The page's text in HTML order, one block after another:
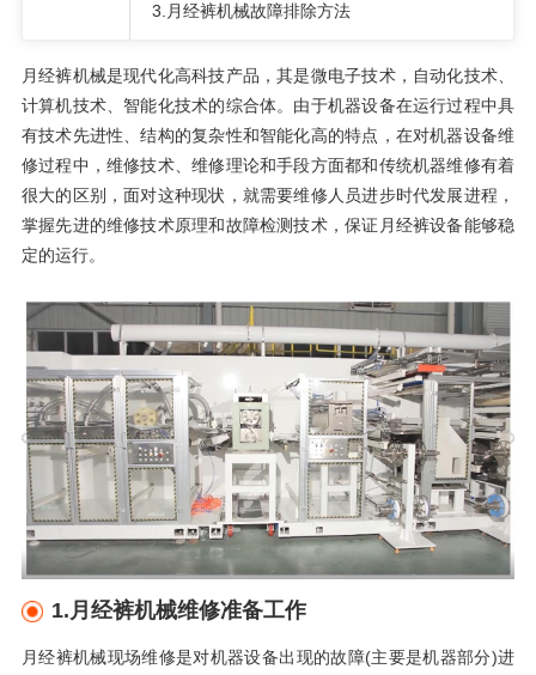
3.月经裤机械故障排除方法
月经裤机械是现代化高科技产品，其是微电子技术，自动化技术、
计算机技术、智能化技术的综合体。由于机器设备在运行过程中具
有技术先进性、结构的复杂性和智能化高的特点，在对机器设备维
修过程中，维修技术、维修理论和手段方面都和传统机器维修有着
很大的区别，面对这种现状，就需要维修人员进步时代发展进程，
掌握先进的维修技术原理和故障检测技术，保证月经裤设备能够稳
定的运行。
1.月经裤机械维修准备工作
月经裤机械现场维修是对机器设备出现的故障(主要是机器部分)进